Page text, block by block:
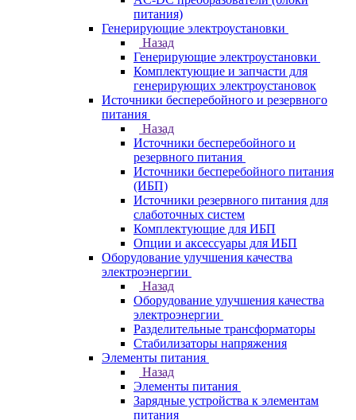
питания)
Генерирующие электроустановки
Назад
Генерирующие электроустановки
Комплектующие и запчасти для
генерирующих электроустановок
Источники бесперебойного и резервного
питания
Назад
Источники бесперебойного и
резервного питания
Источники бесперебойного питания
(ИБП)
Источники резервного питания для
слаботочных систем
Комплектующие для ИБП
Опции и аксессуары для ИБП
Оборудование улучшения качества
электроэнергии
Назад
Оборудование улучшения качества
электроэнергии
Разделительные трансформаторы
Стабилизаторы напряжения
Элементы питания
Назад
Элементы питания
Зарядные устройства к элементам
питания